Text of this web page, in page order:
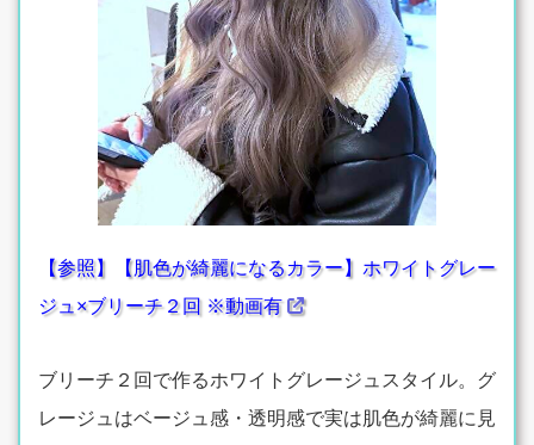
【参照】【肌色が綺麗になるカラー】ホワイトグレー
ジュ×ブリーチ２回 ※動画有
ブリーチ２回で作るホワイトグレージュスタイル。グ
レージュはベージュ感・透明感で実は肌色が綺麗に見